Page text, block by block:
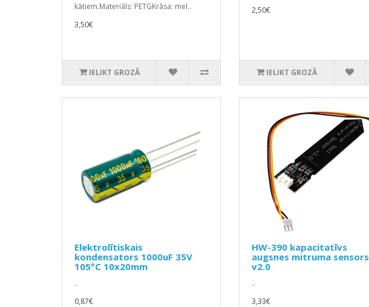
kātiem.Materiāls: PETGKrāsa: mel..
3,50€
IELIKT GROZĀ
2,50€
IELIKT GROZĀ
Elektrolītiskais
kondensators 1000uF 35V
105°C 10x20mm
..
0,87€
HW-390 kapacitatīvs
augsnes mitruma sensors
v2.0
..
3,33€